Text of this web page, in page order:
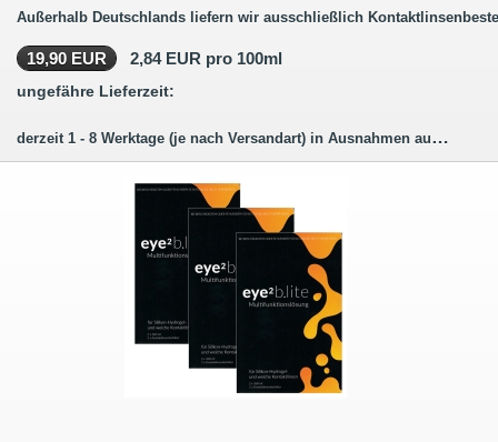
Außerhalb Deutschlands liefern wir ausschließlich
19,90 EUR 2,84 EUR pro 100ml
ungefähre Lieferzeit:
derzeit 1 - 8 Werktage (je nach Versandart) in Ausnahmen auch länger.